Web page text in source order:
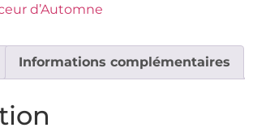
d’Automne
Informations complémentaires